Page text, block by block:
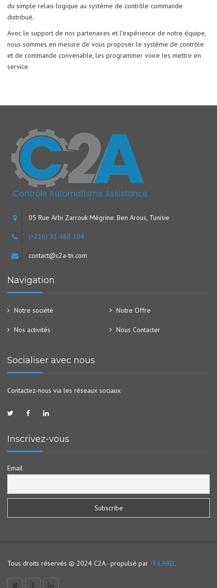
du simple relais logique au système de contrôle commande
distribué.
Avec le support de nos partenaires et l’expérience de notre équipe,
nous sommes en mesure de vous proposer le système de contrôle
et de commande convenable, les programmer voire les mettre en
service.
05 Rue Arbi Zarrouk Mégrine. Ben Arous, Tunisie
(+216) 93 480 204
contact@c2a-tn.com
Navigation
Notre société Notre Offre
Nos activités Nous Contacter
Socialiser avec nous
Contactez-nous via les réseaux sociaux
Inscrivez-vous
Email
Tous droits réservés © 2024 C2A - propulsé par IT-LABEL